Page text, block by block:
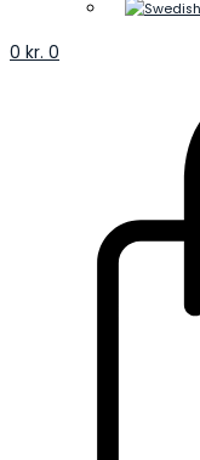
0 kr. 0